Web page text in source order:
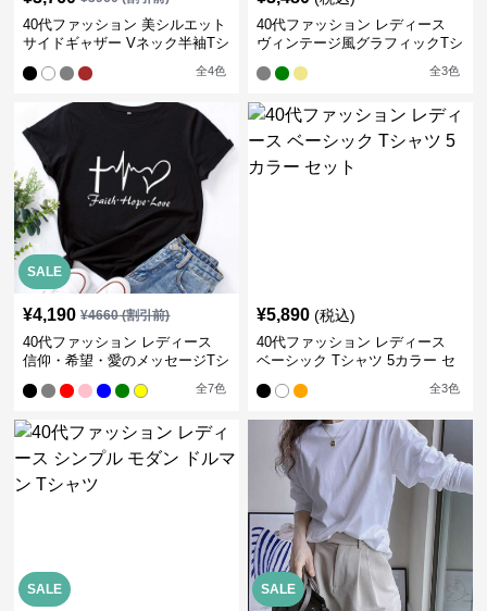
40代ファッション 美シルエット
サイドギャザー Vネック半袖Tシ
全4色
40代ファッション レディース
ヴィンテージ風グラフィックTシ
全3色
SALE
¥4,190 ¥4660(割引前)
40代ファッション レディース
信仰・希望・愛のメッセージTシ
全7色
¥5,890 (税込)
40代ファッション レディース
ベーシック Tシャツ 5カラー セ
全3色
SALE SALE